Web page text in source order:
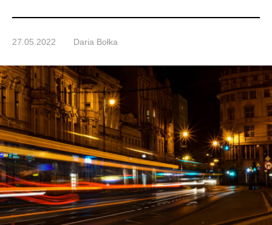
27.05.2022 Daria Bołka